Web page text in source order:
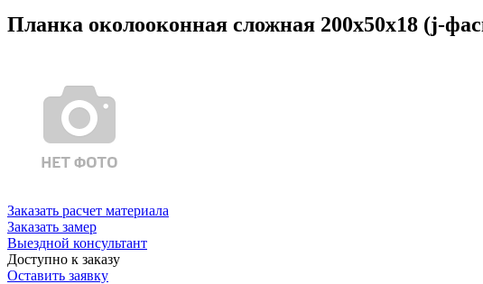
Планка околооконная сложная 200х50х18 (j-
Заказать расчет материала
Заказать замер
Выездной консультант
Доступно к заказу
Оставить заявку